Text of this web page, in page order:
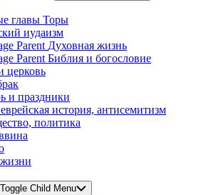
главы Торы
иудаизм
Parent Духовная жизнь
Parent Библия и богословие
церковь
и праздники
история, антисемитизм
политика
Toggle Child Menu